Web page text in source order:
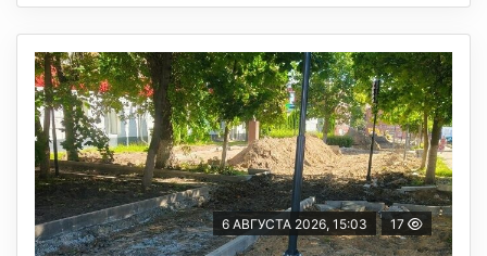
6 АВГУСТА 2026, 15:03 17